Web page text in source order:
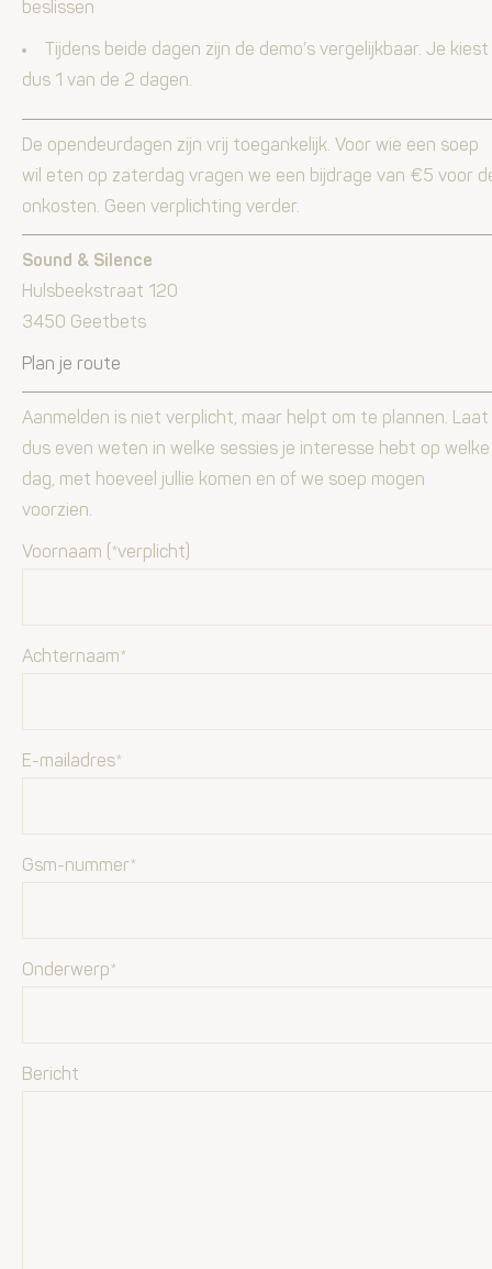
beslissen
Tijdens beide dagen zijn de demo’s vergelijkbaar. Je kiest
dus 1 van de 2 dagen.
De opendeurdagen zijn vrij toegankelijk. Voor wie een soep
wil eten op zaterdag vragen we een bijdrage van €5 voor
onkosten. Geen verplichting verder.
Sound & Silence
Hulsbeekstraat 120
3450 Geetbets
Plan je route
Aanmelden is niet verplicht, maar helpt om te plannen. Laat
dus even weten in welke sessies je interesse hebt op welke
dag, met hoeveel jullie komen en of we soep mogen
voorzien.
Voornaam (*verplicht)
Achternaam*
E-mailadres*
Gsm-nummer*
Onderwerp*
Bericht